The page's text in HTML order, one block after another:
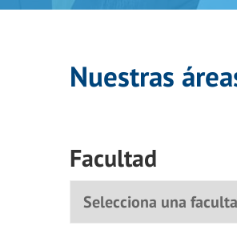
Nuestras
Facultad